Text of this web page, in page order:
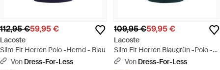
112,95 €59,95 €
Lacoste
Slim Fit Herren Polo -Hemd - Blau
Von Dress-For-Less
109,95 €59,95 €
Lacoste
Slim Fit Herren Blaugrün -Polo -
Hemd
Von Dress-For-Less